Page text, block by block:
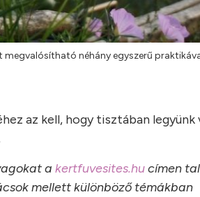
megvalósítható néhány egyszerű
az kell, hogy tisztában legyünk
a kertfuvesites.hucímen
mellett különböző témákban